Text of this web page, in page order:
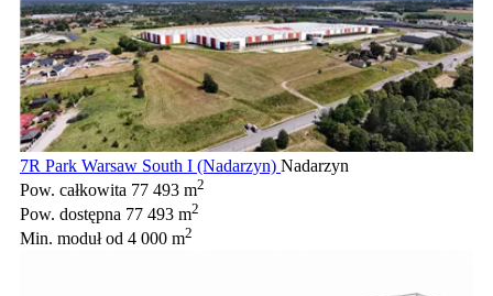
7R Park Warsaw South I (Nadarzyn) Nadarzyn
Pow. całkowita 77 493 m2
Pow. dostępna 77 493 m2
Min. modułod 4 000 m2